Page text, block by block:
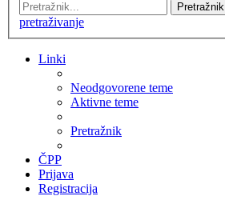
Pretražnik
pretraživanje
Linki
Neodgovorene teme
Aktivne teme
Pretražnik
ČPP
Prijava
Registracija